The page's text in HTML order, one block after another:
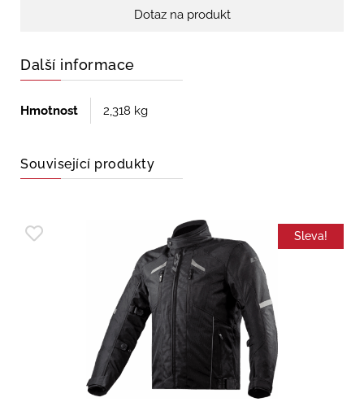
Dotaz na produkt
Další informace
Hmotnost 2,318 kg
Související produkty
Sleva!